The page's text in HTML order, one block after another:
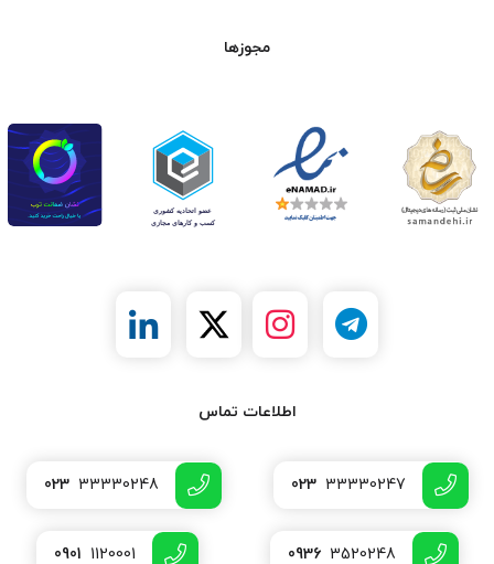
مجوزها
اطلاعات تماس
023 33330247
023 33330248
0936 3520248
0901 1120001